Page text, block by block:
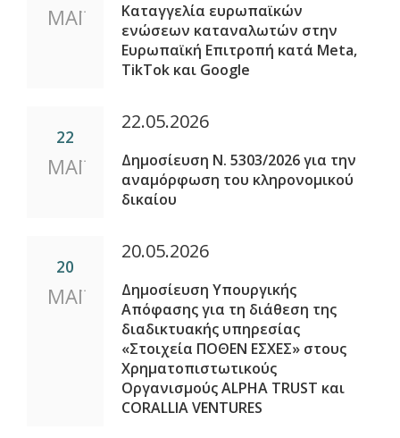
ΜΑΪ
Καταγγελία ευρωπαϊκών
ενώσεων καταναλωτών στην
Ευρωπαϊκή Επιτροπή κατά Meta,
TikTok και Google
22
ΜΑΪ
22.05.2026
Δημοσίευση Ν. 5303/2026 για την
αναμόρφωση του κληρονομικού
δικαίου
20
ΜΑΪ
20.05.2026
Δημοσίευση Υπουργικής
Απόφασης για τη διάθεση της
διαδικτυακής υπηρεσίας
«Στοιχεία ΠΟΘΕΝ ΕΣΧΕΣ» στους
Χρηματοπιστωτικούς
Οργανισμούς ALPHA TRUST και
CORALLIA VENTURES